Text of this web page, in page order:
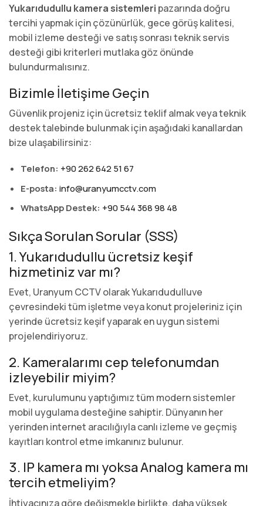
Yukarıdudullu kamera sistemleri pazarında doğru
tercihi yapmak için çözünürlük, gece görüş kalitesi,
mobil izleme desteği ve satış sonrası teknik servis
desteği gibi kriterleri mutlaka göz önünde
bulundurmalısınız.
Bizimle İletişime Geçin
Güvenlik projeniz için ücretsiz teklif almak veya teknik
destek talebinde bulunmak için aşağıdaki kanallardan
bize ulaşabilirsiniz:
Telefon: +90 262 642 51 67
E-posta: info@uranyumcctv.com
WhatsApp Destek: +90 544 368 98 48
Sıkça Sorulan Sorular (SSS)
1. Yukarıdudullu ücretsiz keşif
hizmetiniz var mı?
Evet, Uranyum CCTV olarak Yukarıdudulluve
çevresindeki tüm işletme veya konut projeleriniz için
yerinde ücretsiz keşif yaparak en uygun sistemi
projelendiriyoruz.
2. Kameralarımı cep telefonumdan
izleyebilir miyim?
Evet, kurulumunu yaptığımız tüm modern sistemler
mobil uygulama desteğine sahiptir. Dünyanın her
yerinden internet aracılığıyla canlı izleme ve geçmiş
kayıtları kontrol etme imkanınız bulunur.
3. IP kamera mı yoksa Analog kamera mı
tercih etmeliyim?
İhtiyacınıza göre değişmekle birlikte, daha yüksek